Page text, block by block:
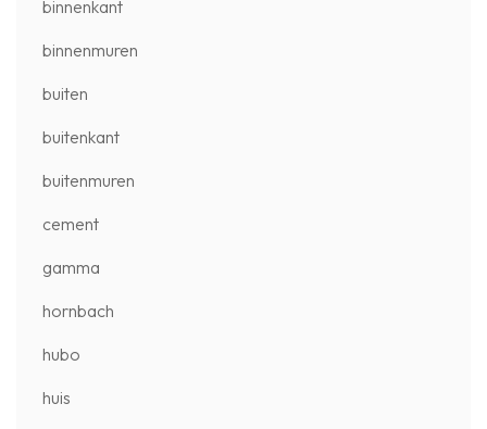
binnenkant
binnenmuren
buiten
buitenkant
buitenmuren
cement
gamma
hornbach
hubo
huis